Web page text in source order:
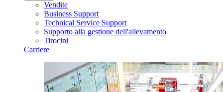
Vendite
Business Support
Technical Service Support
Supporto alla gestione dell'allevamento
Tirocini
Carriere